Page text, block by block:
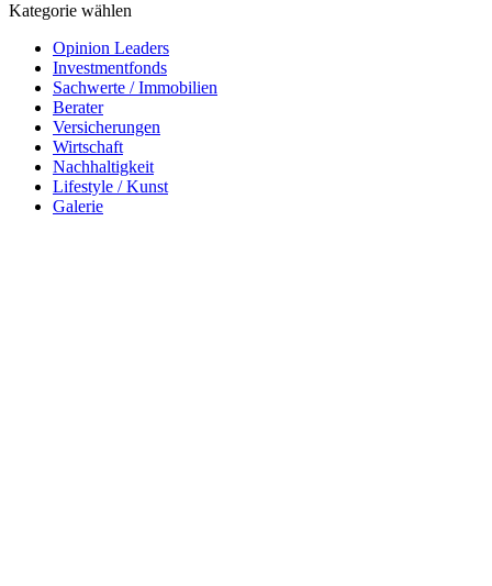
Kategorie wählen
Opinion Leaders
Investmentfonds
Sachwerte / Immobilien
Berater
Versicherungen
Wirtschaft
Nachhaltigkeit
Lifestyle / Kunst
Galerie